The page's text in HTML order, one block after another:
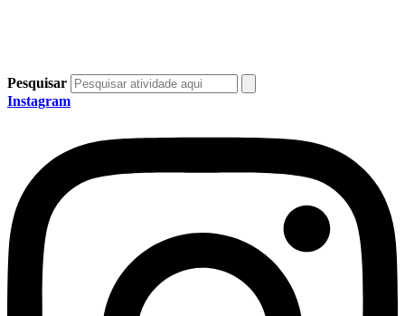
Pesquisar
Instagram